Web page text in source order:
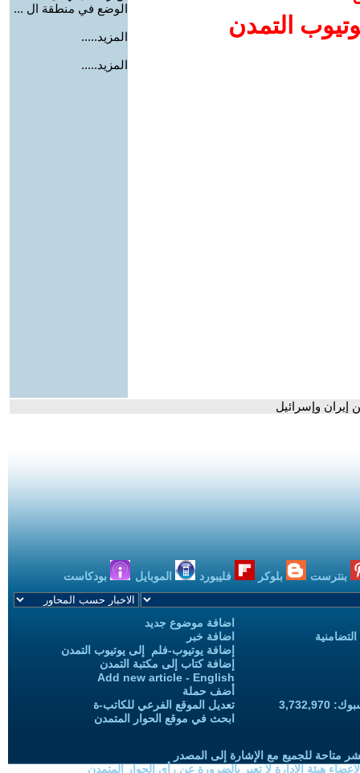
التمدن
الوضع في منطقة ال ...
المزيد.....
المزيد.....
إيران وإسرائيل
بنترست بلوكر فليبورد الموبايل بودكاست
اضافة موضوع جديد
اضافة خبر
إضافة يوتيوب-فلم إلى يوتيوب التمدن
إضافة كتاب إلى مكتبة التمدن
Add new article - English
أضف حملة
تعديل الموقع الفرعي للكاتب-ة
ابحث في موقع الحوار المتمدن
متاحة للجميع مع الإشارة إلى المصدر
هيئة الادارة لا تعبر بالضرورة عن رأي الحوار المتمدن